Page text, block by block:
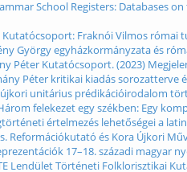
School Registers: Databases
Kutatócsoport: Fraknói Vilmos római
György egyházkormányzata és
Péter Kutatócsoport. (2023)
Péter kritikai kiadás sorozatterve
unitárius prédikációirodalom
felekezet egy székben: Egy
értelmezés lehetőségei a
Reformációkutató és Kora Újkori
17–18. századi magyar
Lendület Történeti Folklorisztikai